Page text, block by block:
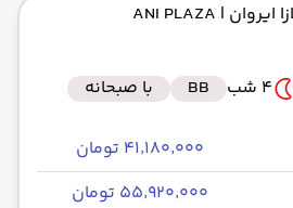
ایروان | ANI PLAZA
4 شب BB با صبحانه
۴۱٬۱۸۰٬۰۰۰ تومان
۵۵٬۹۲۰٬۰۰۰ تومان